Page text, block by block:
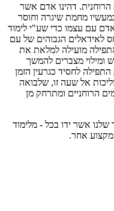
הרוחנית. דהינו אדם אשר
מחמת שיגרה וחוסר
אדם עם עצמו כדי שע"י לימוד
לאידאלים הגבוהים של עם
מועילה למלאת את
ומילוי מצברים להמשך
לחסיד כגרעין הזמן
אל שעה זו, שלבואה
הרוחניים ומתרחק מן
שלנו אשר ידו בכל - מלימוד
מקצוע אחר.